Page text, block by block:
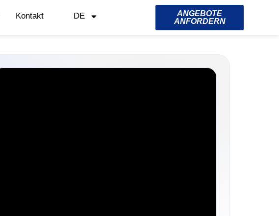
Kontakt DE
ANGEBOTE
ANFORDERN